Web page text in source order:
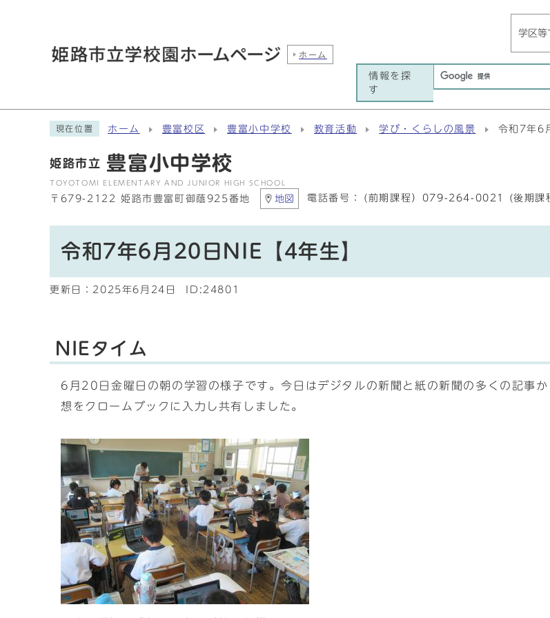
ホーム
学区等
情報を探
す
現在位置 ホーム 豊富校区 豊富小中学校 教育活動 学び・くらしの風景 令和7年6
姫路市立 豊富小中学校
TOYOTOMI ELEMENTARY AND JUNIOR HIGH SCHOOL
〒679-2122 姫路市豊富町御蔭925番地 地図 電話番号： (前期課程）079-264-0021 (後期
令和7年6月20日NIE【4年生】
更新日： 2025年6月24日 ID:24801
NIEタイム
6月20日金曜日の朝の学習の様子です。今日はデジタルの新聞と紙の新聞の多くの記事
想をクロームブックに入力し共有しました。